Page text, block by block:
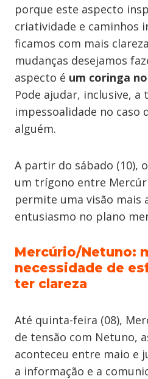
porque este aspecto
criatividade e caminhos
ficamos com mais
mudanças desejamos
aspecto é um coringa
Pode ajudar, inclusive,
impessoalidade no caso
alguém.
A partir do sábado (10),
um trígono entre
permite uma visão mais
entusiasmo no plano
Mercúrio/Netuno:
necessidade de
ter clareza
Até quinta-feira (08),
de tensão com Netuno,
aconteceu entre maio e
a informação e a